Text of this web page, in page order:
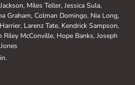
Miles Teller, Jessica Sula,
Graham, Colman Domingo, Nia Long,
Larenz Tate, Kendrick Sampson,
Riley McConville, Hope Banks, Joseph